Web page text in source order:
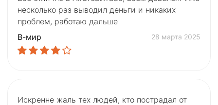
несколько раз выводил деньги и никаких
проблем, работаю дальше
В-мир
28 марта 2025
Искренне жаль тех людей, кто пострадал от